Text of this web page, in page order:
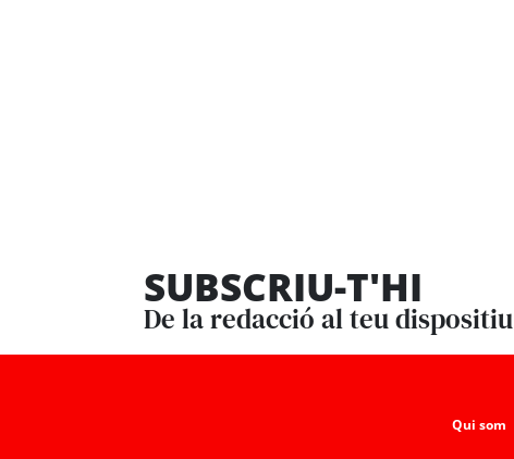
SUBSCRIU-T'HI
De la redacció al teu dispositiu
Qui som